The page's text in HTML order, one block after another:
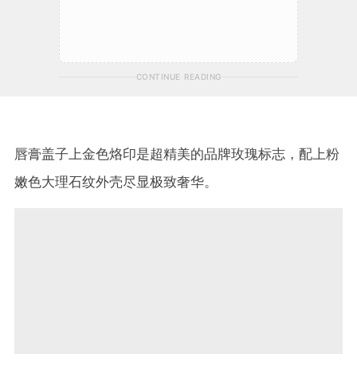
CONTINUE READING
唇膏盖子上金色烙印是超精美的品牌玫瑰标志，配上粉
嫩色大理石纹外壳尽显极致奢华。